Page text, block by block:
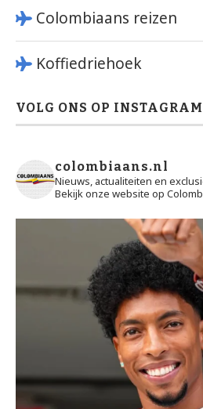
Colombiaans reizen
Koffiedriehoek
VOLG ONS OP INSTAGRAM
colombiaans.nl
Nieuws, actualiteiten en
Bekijk onze website op